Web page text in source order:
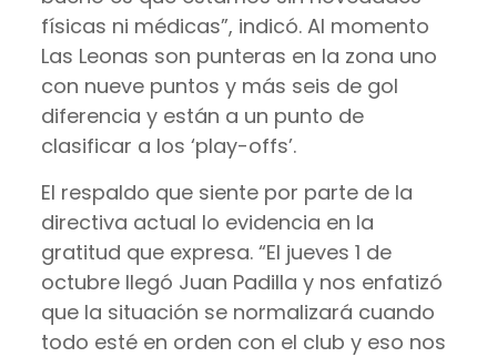
físicas ni médicas”, indicó. Al momento
Las Leonas son punteras en la zona uno
con nueve puntos y más seis de gol
diferencia y están a un punto de
clasificar a los ‘play-offs’.
El respaldo que siente por parte de la
directiva actual lo evidencia en la
gratitud que expresa. “El jueves 1 de
octubre llegó Juan Padilla y nos enfatizó
que la situación se normalizará cuando
todo esté en orden con el club y eso nos